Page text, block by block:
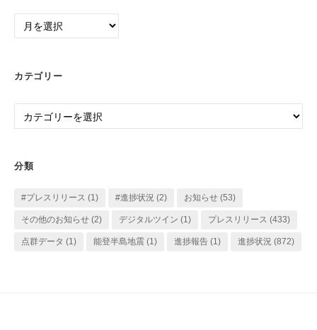
月
カ
カテゴリー
カ
ー
分類
#プレスリリース (1) #進捗状況 (2) お知らせ (53)
その他のお知らせ (2) デジタルツイン (1) プレスリリース (433)
点群データ (1) 能登半島地震 (1) 進捗報告 (1) 進捗状況 (872)